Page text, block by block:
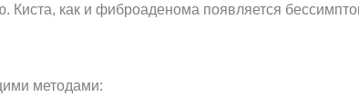
Киста, как и фиброаденома появляется
методами: